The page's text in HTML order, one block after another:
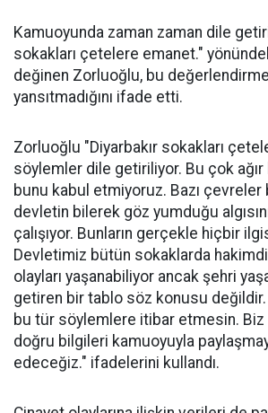
Kamuoyunda zaman zaman dile
sokakları çetelere emanet."
değinen Zorluoğlu, bu
yansıtmadığını ifade etti.
Zorluoğlu "Diyarbakır sokakları
söylemler dile getiriliyor. Bu çok
bunu kabul etmiyoruz. Bazı çevreler
devletin bilerek göz yumduğu
çalışıyor. Bunların gerçekle hiçbir
Devletimiz bütün sokaklarda
olayları yaşanabiliyor ancak şehri
getiren bir tablo söz konusu değildir.
bu tür söylemlere itibar etmesin. Biz
doğru bilgileri kamuoyuyla
edeceğiz." ifadelerini kullandı.